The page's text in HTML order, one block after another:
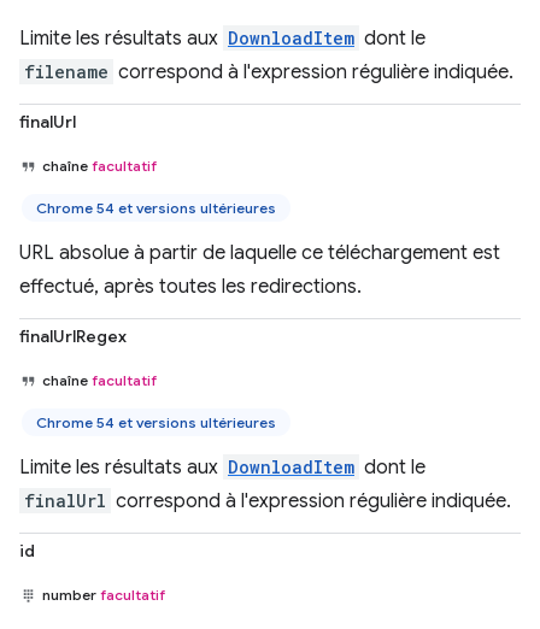
Limite les résultats aux DownloadItem dont le
filename correspond à l'expression régulière indiquée.
finalUrl
chaîne facultatif
Chrome 54 et versions ultérieures
URL absolue à partir de laquelle ce téléchargement est
effectué, après toutes les redirections.
finalUrlRegex
chaîne facultatif
Chrome 54 et versions ultérieures
Limite les résultats aux DownloadItem dont le
finalUrl correspond à l'expression régulière indiquée.
id
number facultatif